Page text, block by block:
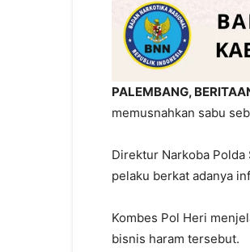
PALEMBANG,
memusnahkan sabu
Direktur Narkoba
pelaku berkat adanya
Kombes Pol Heri
bisnis haram tersebut.